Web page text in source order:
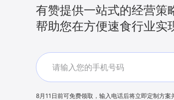
有赞提供一站式的经营策
帮助您在方便速食行业实
8月11日前可免费领取，输入电话后将立即定制方案